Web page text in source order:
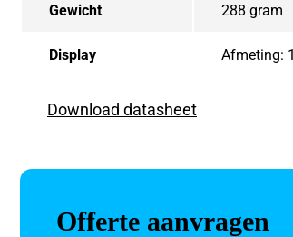
Gewicht 288 gram
Display Afmeting:
Download datasheet
Offerte aanvragen